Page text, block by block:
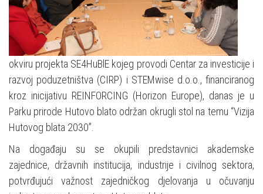
okviru projekta SE4HuBlE kojeg provodi Centar za investicije i
razvoj poduzetništva (CIRP) i STEMwise d.o.o., financiranog
kroz inicijativu REINFORCING (Horizon Europe), danas je u
Parku prirode Hutovo blato održan okrugli stol na temu “Vizija
Hutovog blata 2030”.
Na događaju su se okupili predstavnici akademske
zajednice, državnih institucija, industrije i civilnog sektora,
potvrđujući važnost zajedničkog djelovanja u očuvanju